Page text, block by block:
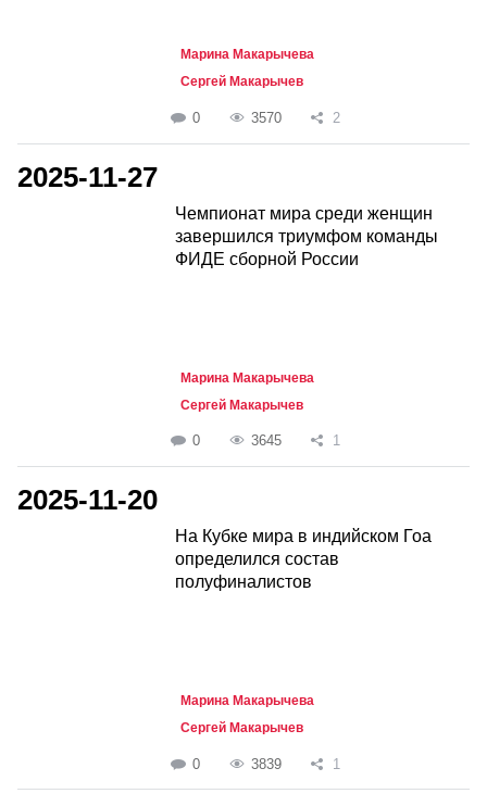
Марина Макарычева
Сергей Макарычев
0 3570 2
2025-11-27
Чемпионат мира среди женщин
завершился триумфом команды
ФИДЕ сборной России
Марина Макарычева
Сергей Макарычев
0 3645 1
2025-11-20
На Кубке мира в индийском Гоа
определился состав
полуфиналистов
Марина Макарычева
Сергей Макарычев
0 3839 1